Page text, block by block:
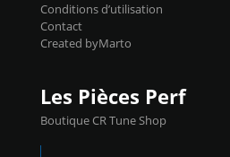
Conditions d’utilisation
Contact
Created byMarto
Les Pièces Perf
Boutique CR Tune Shop